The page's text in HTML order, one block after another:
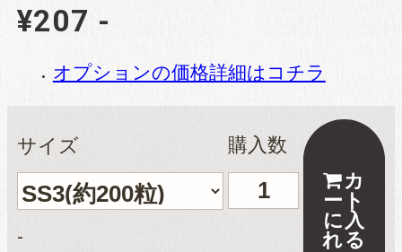
納期4週間前後
パール
¥207 -
オプションの価格詳細はコチラ
サイズ
-
購入数
カ
ート
に入
れる